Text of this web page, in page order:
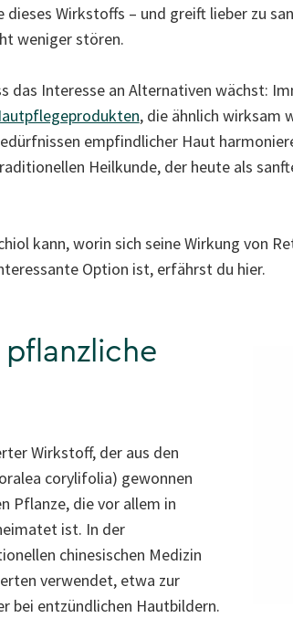
dieses Wirkstoffs – und greift lieber zu
weniger stören.
das Interesse an Alternativen wächst:
, die ähnlich wirksam
empfindlicher Haut
Heilkunde, der heute als
kann, worin sich seine Wirkung von
Option ist, erfährst du hier.
Wirkstoff, der aus den
corylifolia) gewonnen
Pflanze, die vor allem in
ist. In der
chinesischen Medizin
verwendet, etwa zur
bei entzündlichen Hautbildern.